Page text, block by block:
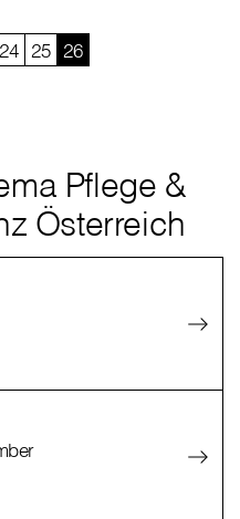
24 25 26
Pflege &
Österreich